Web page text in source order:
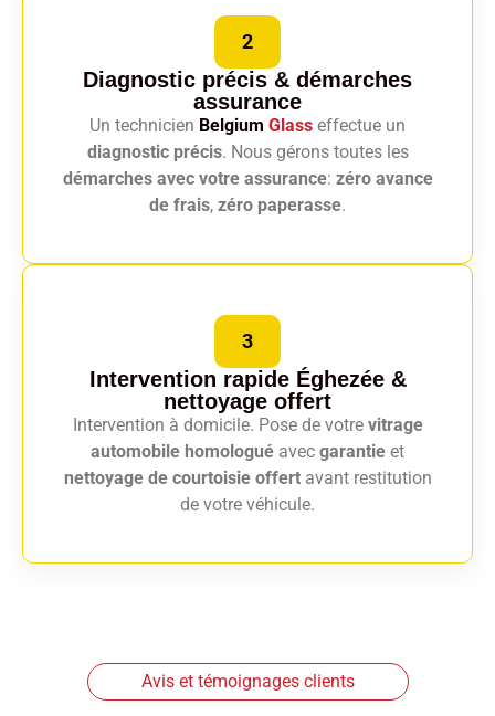
2
Diagnostic précis & démarches
assurance
Un technicien Belgium Glass effectue un
diagnostic précis. Nous gérons toutes les
démarches avec votre assurance: zéro avance
de frais, zéro paperasse.
3
Intervention rapide Éghezée &
nettoyage offert
Intervention à domicile. Pose de votre vitrage
automobile homologué avec garantie et
nettoyage de courtoisie offertavant restitution
de votre véhicule.
Avis et témoignages clients